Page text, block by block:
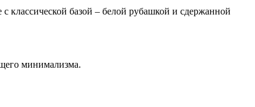
классической базой – белой рубашкой и сдержанной
минимализма.